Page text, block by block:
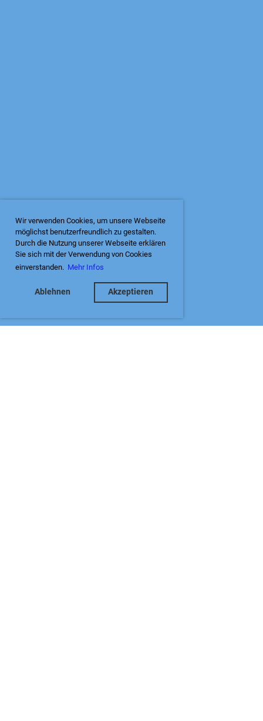
Wir verwenden Cookies, um unsere Webseite
möglichst benutzerfreundlich zu gestalten.
Durch die Nutzung unserer Webseite erklären
Sie sich mit der Verwendung von Cookies
einverstanden. Mehr Infos
Ablehnen Akzeptieren